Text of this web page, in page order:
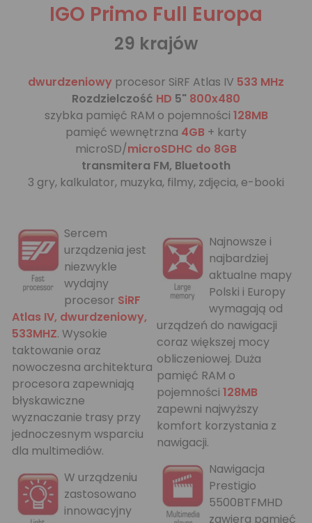
IGO Primo Full Europa
29 krajów
dwurdzeniowy procesor SiRF Atlas IV 533 MHz
Rozdzielczość HD 5" 800x480
szybka pamięć RAM o pojemności 128MB
pamięć wewnętrzna 4GB + karty
microSD/microSDHC do 8GB
transmitera FM, Bluetooth
3 gry, kalkulator, muzyka, filmy, zdjęcia, e-booki
Sercem
urządzenia jest
niezwykle
wydajny
procesor SiRF
Atlas IV, dwurdzeniowy,
533MHZ. Wysokie
taktowanie oraz
nowoczesna architektura
procesora zapewniają
błyskawiczne
wyznaczanie trasy przy
jednoczesnym wsparciu
dla multimediów.
Najnowsze i
najbardziej
aktualne mapy
Polski i Europy
wymagają od
urządzeń do nawigacji
coraz większej mocy
obliczeniowej. Duża
pamięć RAM o
pojemności 128MB
zapewni najwyższy
komfort korzystania z
nawigacji.
W urządzeniu
zastosowano
innowacyjny
Nawigacja
Prestigio
5500BTFMHD
zawiera pamięć